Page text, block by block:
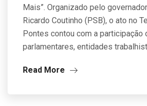
Mais”. Organizado pelo
Ricardo Coutinho (PSB), o ato no
Pontes contou com a participação
parlamentares, entidades
Read More